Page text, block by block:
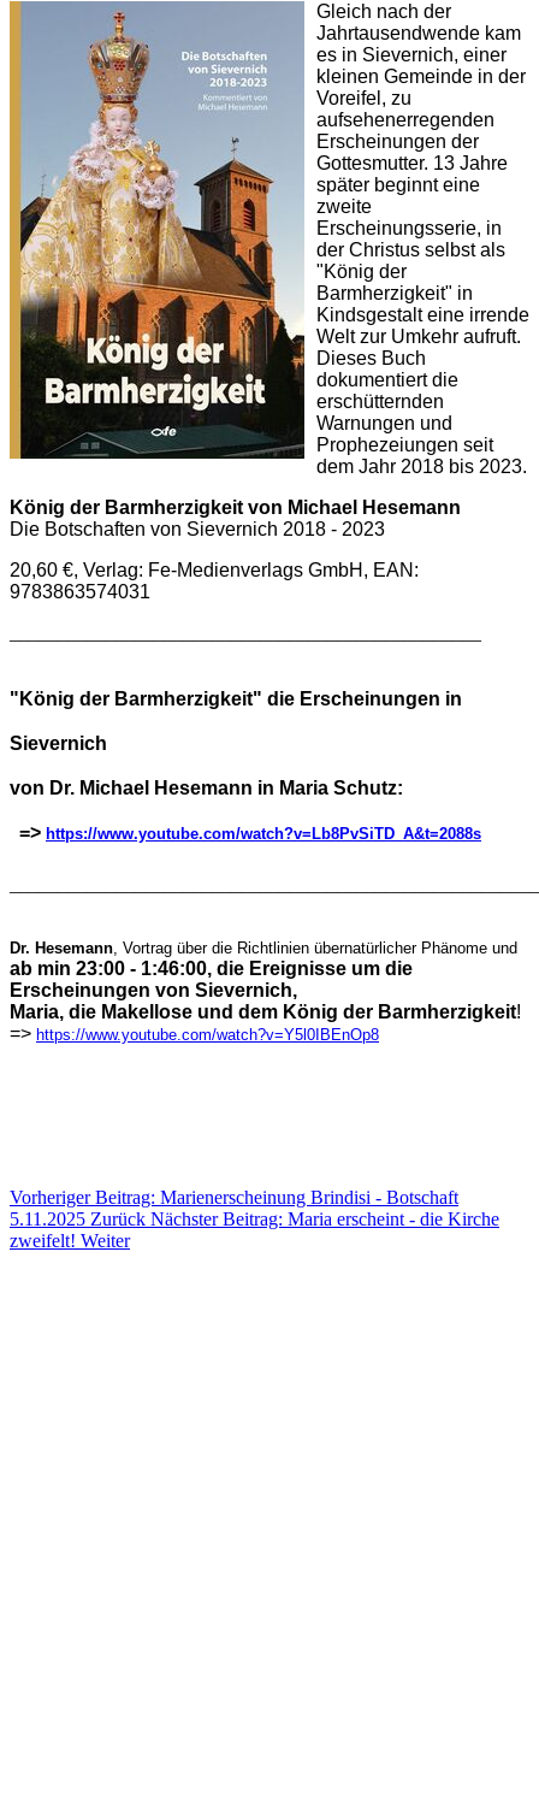
Gleich nach der
Jahrtausendwende kam
es in Sievernich, einer
kleinen Gemeinde in der
Voreifel, zu
aufsehenerregenden
Erscheinungen der
Gottesmutter. 13 Jahre
später beginnt eine
zweite
Erscheinungsserie, in
der Christus selbst als
"König der
Barmherzigkeit" in
Kindsgestalt eine irrende
Welt zur Umkehr aufruft.
Dieses Buch
dokumentiert die
erschütternden
Warnungen und
Prophezeiungen seit
dem Jahr 2018 bis 2023.
König der Barmherzigkeit von Michael Hesemann
Die Botschaften von Sievernich 2018 - 2023
20,60 €, Verlag: Fe-Medienverlags GmbH, EAN:
9783863574031
"König der Barmherzigkeit" die Erscheinungen in
Sievernich
von Dr. Michael Hesemann in Maria Schutz:
=> https://www.youtube.com/watch?v=Lb8PvSiTD_A&t=2088s
Dr. Hesemann, Vortrag über die Richtlinien übernatürlicher Phänome und
ab min 23:00 - 1:46:00, die Ereignisse um die
Erscheinungen von Sievernich,
Maria, die Makellose und dem König der Barmherzigkeit!
=> https://www.youtube.com/watch?v=Y5l0IBEnOp8
Vorheriger Beitrag: Marienerscheinung Brindisi - Botschaft
5.11.2025 Zurück Nächster Beitrag: Maria erscheint - die Kirche
zweifelt! Weiter